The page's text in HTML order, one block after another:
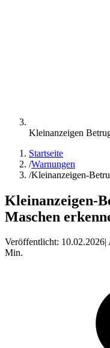
Kleinanzeigen
Startseite
/Warnungen
/Kleinanzeigen-
Kleinanzeigen-
Maschen
Veröffentlicht: 10.02.2026
Min.